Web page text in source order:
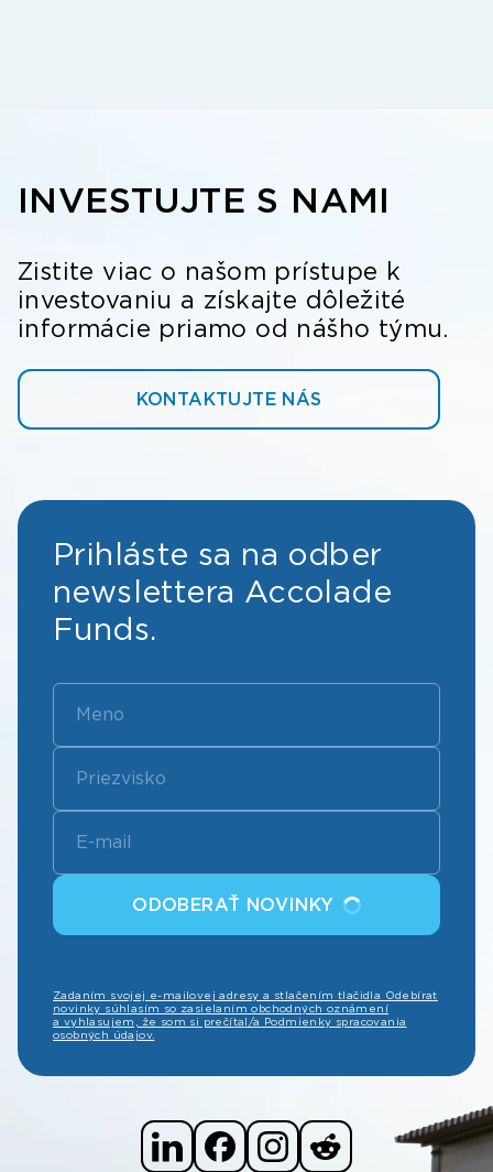
INVESTUJTE S NAMI
Zistite viac o našom prístupe k
investovaniu a získajte dôležité
informácie priamo od nášho týmu.
KONTAKTUJTE NÁS
Prihláste sa na odber
newslettera Accolade
Funds.
ODOBERAŤ NOVINKY
Zadaním svojej e-mailovej adresy a stlačením tlačidla Odebírat
novinky súhlasím so zasielaním obchodných oznámení
a vyhlasujem, že som si prečítal/a Podmienky spracovania
osobných údajov.